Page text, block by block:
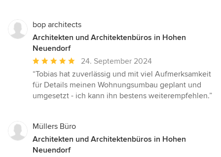
bop architects
Architekten und Architektenbüros in Hohen
Neuendorf
Durchschnittliche
Bewertung:
5
von
24. September 2024
“Tobias hat zuverlässig und mit viel Aufmerksamkeit
für Details meinen Wohnungsumbau geplant und
umgesetzt - ich kann ihn bestens weiterempfehlen.”
Müllers Büro
Architekten und Architektenbüros in Hohen
Neuendorf